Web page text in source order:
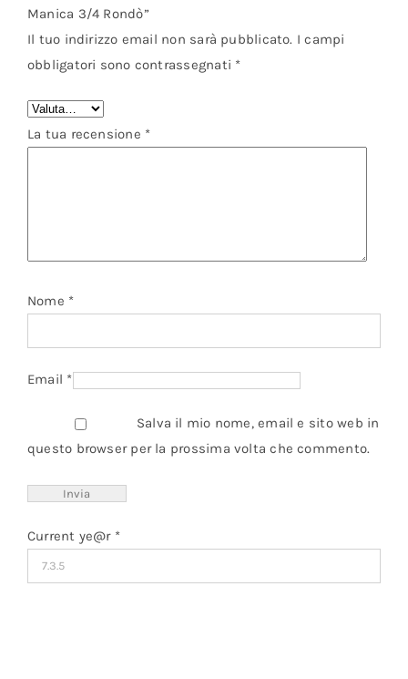
Manica 3/4 Rondò”
Il tuo indirizzo email non sarà pubblicato. I campi
obbligatori sono contrassegnati *
La tua recensione *
Nome *
Email *
Salva il mio nome, email e sito web in
questo browser per la prossima volta che commento.
Current ye@r *